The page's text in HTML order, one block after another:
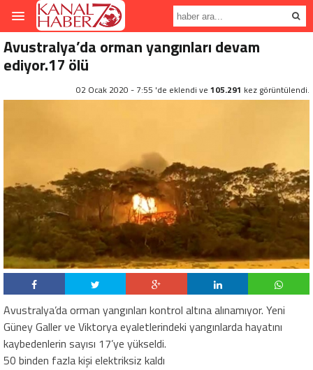
Avustralya’da orman yangınları devam
ediyor.17 ölü
02 Ocak 2020 - 7:55 'de eklendi ve 105.291 kez görüntülendi.
Avustralya’da orman yangınları kontrol altına alınamıyor. Yeni
Güney Galler ve Viktorya eyaletlerindeki yangınlarda hayatını
kaybedenlerin sayısı 17’ye yükseldi.
50 binden fazla kişi elektriksiz kaldı